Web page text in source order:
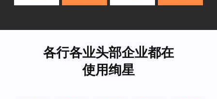
各行各业头部企业都在
使用绚星